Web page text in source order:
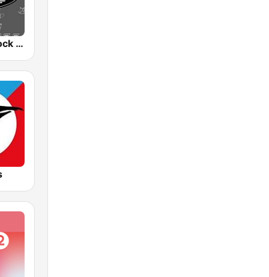
ZZROCK - Rock Hits Only